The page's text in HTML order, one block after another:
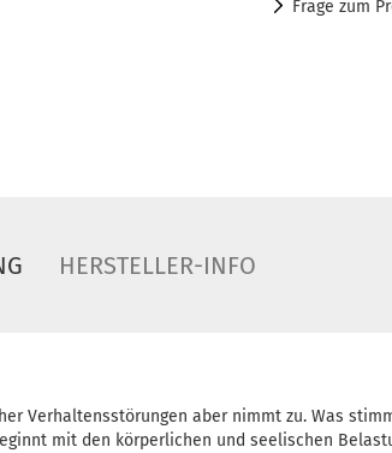
Frage zum
HERSTELLER-INFO
Verhaltensstörungen aber nimmt zu. Was
mit den körperlichen und seelischen